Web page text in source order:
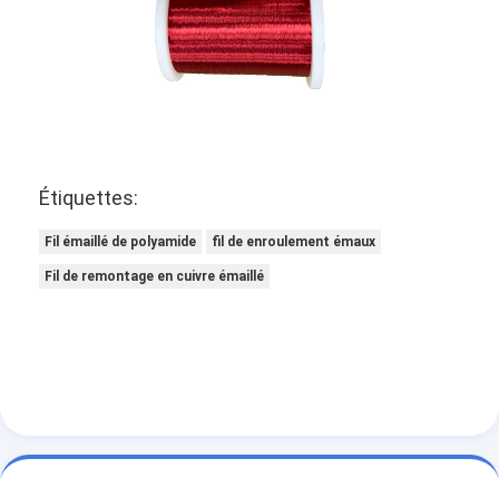
Étiquettes:
Fil émaillé de polyamide fil de enroulement émaux
Fil de remontage en cuivre émaillé